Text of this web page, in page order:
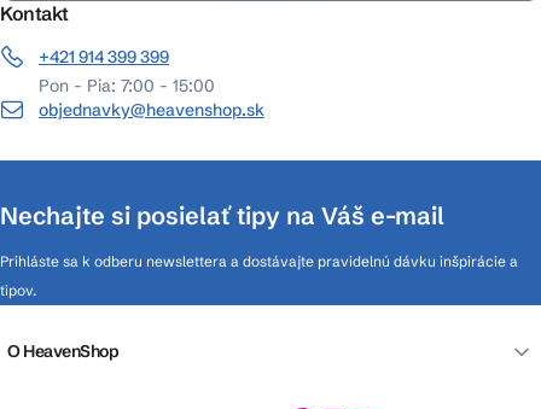
Kontakt
+421 914 399 399
Pon - Pia: 7:00 - 15:00
objednavky@heavenshop.sk
Nechajte si posielať tipy na Váš e-mail
Prihláste sa k odberu newslettera a dostávajte pravidelnú dávku inšpirácie a
tipov.
O HeavenShop